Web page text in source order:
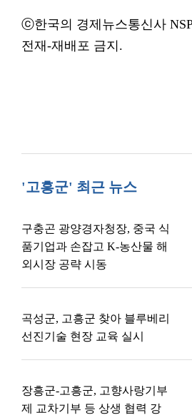
ⓒ한국의 경제뉴스통신사
전재-재배포 금지.
'고흥군' 최근 뉴스
구충곤 광양경자청장, 중국 식
품기업과 손잡고 K-농산물 해
외시장 공략 시동
곡성군, 고흥군 찾아 블루베리
선진기술 현장 교육 실시
장흥군-고흥군, 고향사랑기부
제 교차기부 등 상생 협력 강